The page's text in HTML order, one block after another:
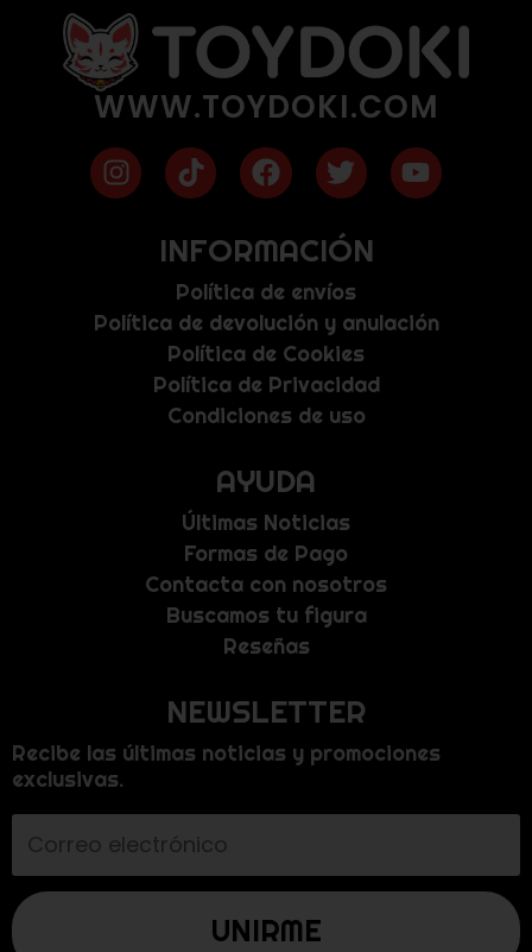
WWW.TOYDOKI.COM
INFORMACIÓN
Política de envíos
Política de devolución y anulación
Política de Cookies
Política de Privacidad
Condiciones de uso
AYUDA
Últimas Noticias
Formas de Pago
Contacta con nosotros
Buscamos tu figura
Reseñas
NEWSLETTER
Recibe las últimas noticias y promociones
exclusivas.